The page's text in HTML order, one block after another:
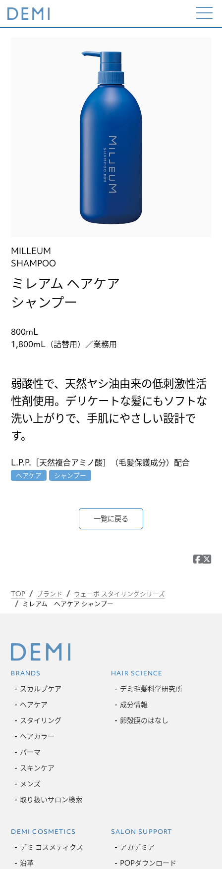
Open
the
MILLEUM
SHAMPOO
ミレアム ヘアケア
シャンプー
800mL
1,800mL（詰替用）／業務用
弱酸性で、天然ヤシ油由来の低刺激性活
性剤使用。デリケートな髪にもソフトな
洗い上がりで、手肌にやさしい設計で
す。
L.P.P.［天然複合アミノ酸］（毛髪保護成分）配合
ヘアケア シャンプー
一覧に戻る
TOP ブランド
ウェーボ スタイリングシリーズ
ミレアム ヘアケア シャンプー
BRANDS
スカルプケア
ヘアケア
スタイリング
ヘアカラー
パーマ
スキンケア
メンズ
取り扱いサロン検索
HAIR SCIENCE
デミ毛髪科学研究所
成分情報
卵殻膜のはなし
DEMI COSMETICS
デミ コスメティクス
沿革
SALON SUPPORT
アカデミア
POPダウンロード